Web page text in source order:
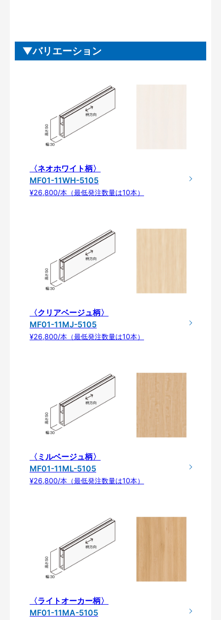
バリエーション
〈ネオホワイト柄〉
MF01-11WH-5105
¥26,800/本（最低発注数量は10本）
〈クリアベージュ柄〉
MF01-11MJ-5105
¥26,800/本（最低発注数量は10本）
〈ミルベージュ柄〉
MF01-11ML-5105
¥26,800/本（最低発注数量は10本）
〈ライトオーカー柄〉
MF01-11MA-5105